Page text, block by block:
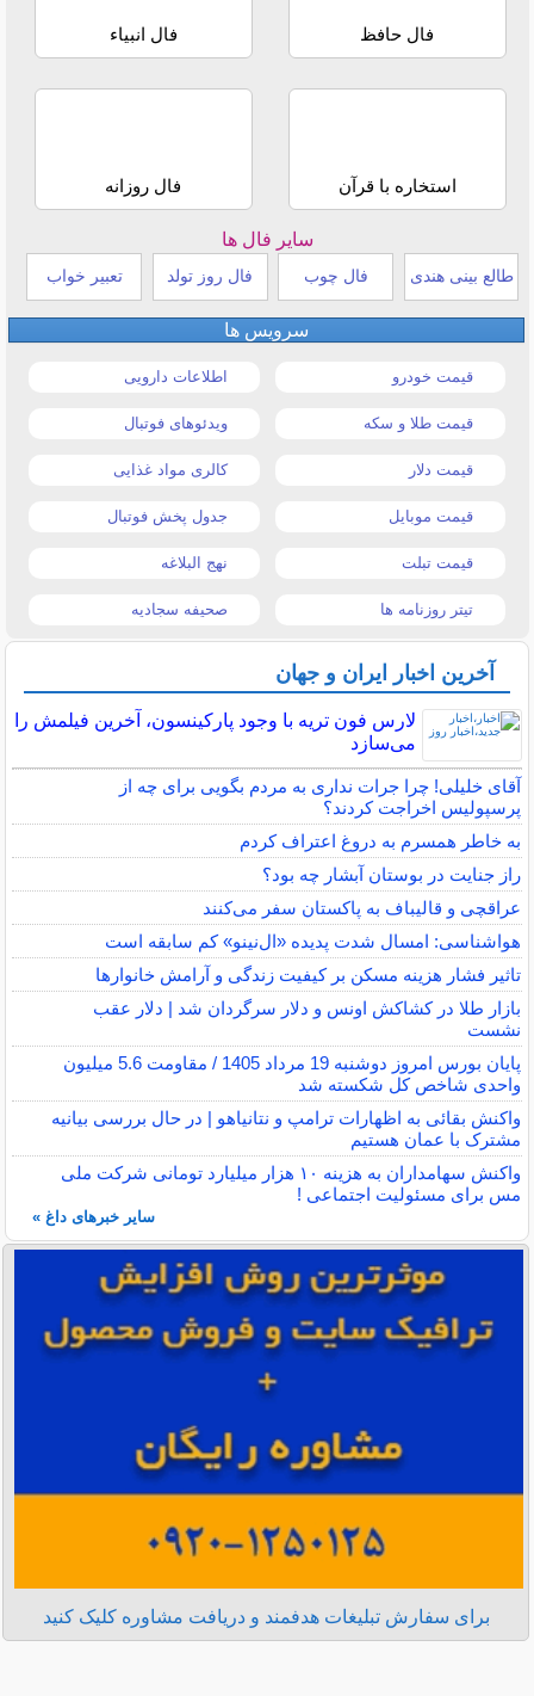
فال حافظ فال انبیاء
استخاره با قرآن فال روزانه
سایر فال ها
طالع بینی هندی فال چوب فال روز تولد تعبیر خواب
سرویس ها
قیمت خودرو اطلاعات دارویی
قیمت طلا و سکه ویدئوهای فوتبال
قیمت دلار کالری مواد غذایی
قیمت موبایل جدول پخش فوتبال
قیمت تبلت نهج البلاغه
تیتر روزنامه ها صحیفه سجادیه
آخرین اخبار ایران و جهان
لارس فون تریه با وجود پارکینسون، آخرین فیلمش را
می‌سازد
آقای خلیلی! چرا جرات نداری به مردم بگویی برای چه از
پرسپولیس اخراجت کردند؟
به خاطر همسرم به دروغ اعتراف کردم
راز جنایت در بوستان آبشار چه بود؟
عراقچی و قالیباف به پاکستان سفر می‌کنند
هواشناسی: امسال شدت پدیده «ال‌نینو» کم سابقه است
تاثیر فشار هزینه مسکن بر کیفیت زندگی و آرامش خانوارها
بازار طلا در کشاکش اونس و دلار سرگردان شد | دلار عقب
نشست
پایان بورس امروز دوشنبه 19 مرداد 1405 / مقاومت 5.6 میلیون
واحدی شاخص کل شکسته شد
واکنش بقائی به اظهارات ترامپ و نتانیاهو | در حال بررسی بیانیه
مشترک با عمان هستیم
واکنش سهامداران به هزینه ۱۰ هزار میلیارد تومانی شرکت ملی
مس برای مسئولیت اجتماعی !
سایر خبرهای داغ »
برای سفارش تبلیغات هدفمند و دریافت مشاوره کلیک کنید